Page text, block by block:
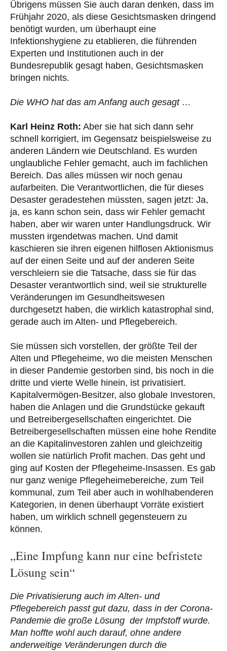
Übrigens müssen Sie auch daran denken, dass im
Frühjahr 2020, als diese Gesichtsmasken dringend
benötigt wurden, um überhaupt eine
Infektionshygiene zu etablieren, die führenden
Experten und Institutionen auch in der
Bundesrepublik gesagt haben, Gesichtsmasken
bringen nichts.
Die WHO hat das am Anfang auch gesagt …
Karl Heinz Roth: Aber sie hat sich dann sehr
schnell korrigiert, im Gegensatz beispielsweise zu
anderen Ländern wie Deutschland. Es wurden
unglaubliche Fehler gemacht, auch im fachlichen
Bereich. Das alles müssen wir noch genau
aufarbeiten. Die Verantwortlichen, die für dieses
Desaster geradestehen müssten, sagen jetzt: Ja,
ja, es kann schon sein, dass wir Fehler gemacht
haben, aber wir waren unter Handlungsdruck. Wir
mussten irgendetwas machen. Und damit
kaschieren sie ihren eigenen hilflosen Aktionismus
auf der einen Seite und auf der anderen Seite
verschleiern sie die Tatsache, dass sie für das
Desaster verantwortlich sind, weil sie strukturelle
Veränderungen im Gesundheitswesen
durchgesetzt haben, die wirklich katastrophal sind,
gerade auch im Alten- und Pflegebereich.
Sie müssen sich vorstellen, der größte Teil der
Alten und Pflegeheime, wo die meisten Menschen
in dieser Pandemie gestorben sind, bis noch in die
dritte und vierte Welle hinein, ist privatisiert.
Kapitalvermögen-Besitzer, also globale Investoren,
haben die Anlagen und die Grundstücke gekauft
und Betreibergesellschaften eingerichtet. Die
Betreibergesellschaften müssen eine hohe Rendite
an die Kapitalinvestoren zahlen und gleichzeitig
wollen sie natürlich Profit machen. Das geht und
ging auf Kosten der Pflegeheime-Insassen. Es gab
nur ganz wenige Pflegeheimebereiche, zum Teil
kommunal, zum Teil aber auch in wohlhabenderen
Kategorien, in denen überhaupt Vorräte existiert
haben, um wirklich schnell gegensteuern zu
können.
„Eine Impfung kann nur eine befristete
Lösung sein“
Die Privatisierung auch im Alten- und
Pflegebereich passt gut dazu, dass in der Corona-
Pandemie die große Lösung der Impfstoff wurde.
Man hoffte wohl auch darauf, ohne andere
anderweitige Veränderungen durch die